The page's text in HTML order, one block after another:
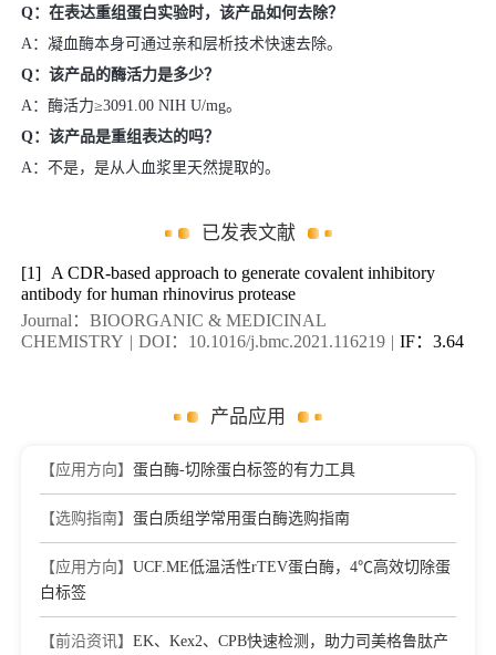
Q：在表达重组蛋白实验时，该产品如何去除？
A：凝血酶本身可通过亲和层析技术快速去除。
Q：该产品的酶活力是多少？
A：酶活力≥3091.00 NIH U/mg。
Q：该产品是重组表达的吗？
A：不是，是从人血浆里天然提取的。
已发表文献
[1] A CDR-based approach to generate covalent inhibitory
antibody for human rhinovirus protease
Journal：BIOORGANIC & MEDICINAL
CHEMISTRY | DOI：10.1016/j.bmc.2021.116219 | IF：3.64
产品应用
【应用方向】 蛋白酶-切除蛋白标签的有力工具
【选购指南】 蛋白质组学常用蛋白酶选购指南
【应用方向】 UCF.ME低温活性rTEV蛋白酶，4℃高效切除蛋
白标签
【前沿资讯】 EK、Kex2、CPB快速检测，助力司美格鲁肽产